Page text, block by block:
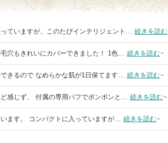
ていますが、このたびインテリジェント… 続きを読む
穴もきれいにカバーできました！ 1色… 続きを読む
きるので なめらかな肌が1日保てます… 続きを読む
感じず、 付属の専用パフでポンポンと… 続きを読む
ます。 コンパクトに入っていますが… 続きを読む